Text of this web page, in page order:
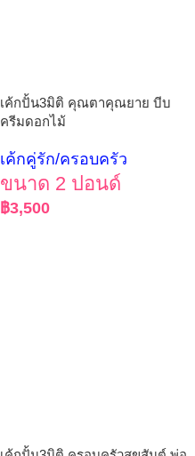
เค้กปั้น3มิติ คุณตาคุณยาย บีบ
ครีมดอกไม้
เค้กคู่รัก/ครอบครัว
ขนาด 2 ปอนด์
฿3,500